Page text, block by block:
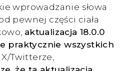
wprowadzanie słowa
pewnej części ciała
aktualizacja 18.0.0
praktycznie wszystkich
X/Twitterze,